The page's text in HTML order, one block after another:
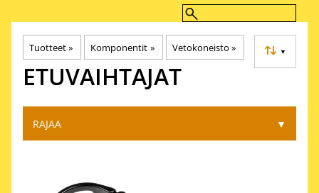
Tuotteet‪» Komponentit ‪» Vetokoneisto ‪» ▼
ETUVAIHTAJAT
RAJAA ▼